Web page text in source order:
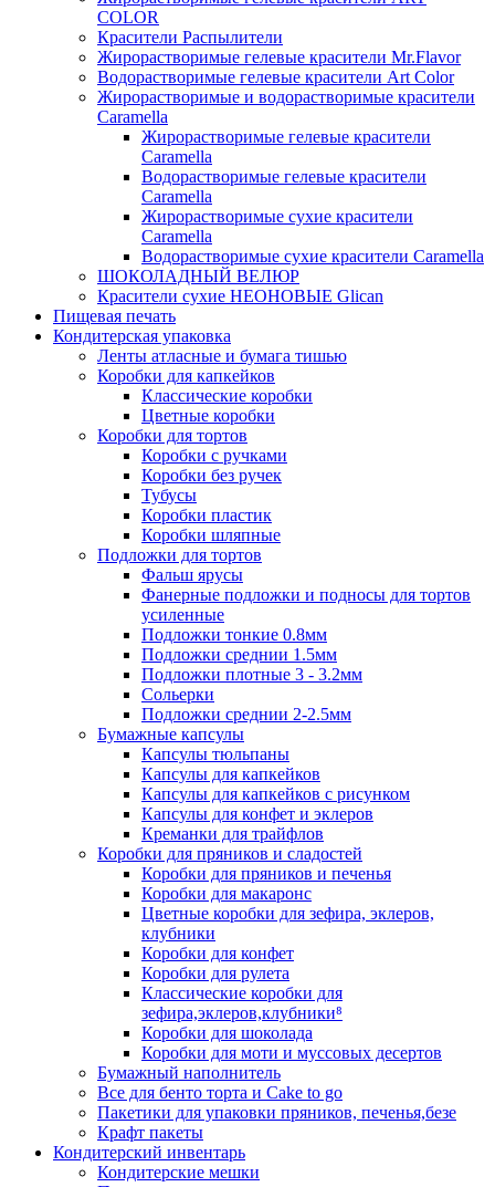
COLOR
Красители Распылители
Жирорастворимые гелевые красители Mr.Flavor
Водорастворимые гелевые красители Art Color
Жирорастворимые и водорастворимые красители
Caramella
Жирорастворимые гелевые красители
Caramella
Водорастворимые гелевые красители
Caramella
Жирорастворимые сухие красители
Caramella
Водорастворимые сухие красители Caramella
ШОКОЛАДНЫЙ ВЕЛЮР
Красители сухие НЕОНОВЫЕ Glican
Пищевая печать
Кондитерская упаковка
Ленты атласные и бумага тишью
Коробки для капкейков
Классические коробки
Цветные коробки
Коробки для тортов
Коробки с ручками
Коробки без ручек
Тубусы
Коробки пластик
Коробки шляпные
Подложки для тортов
Фальш ярусы
Фанерные подложки и подносы для тортов
усиленные
Подложки тонкие 0.8мм
Подложки среднии 1.5мм
Подложки плотные 3 - 3.2мм
Сольерки
Подложки среднии 2-2.5мм
Бумажные капсулы
Капсулы тюльпаны
Капсулы для капкейков
Капсулы для капкейков с рисунком
Капсулы для конфет и эклеров
Креманки для трайфлов
Коробки для пряников и сладостей
Коробки для пряников и печенья
Коробки для макаронс
Цветные коробки для зефира, эклеров,
клубники
Коробки для конфет
Коробки для рулета
Классические коробки для
зефира,эклеров,клубники⁸
Коробки для шоколада
Коробки для моти и муссовых десертов
Бумажный наполнитель
Все для бенто торта и Cake to go
Пакетики для упаковки пряников, печенья,безе
Крафт пакеты
Кондитерский инвентарь
Кондитерские мешки